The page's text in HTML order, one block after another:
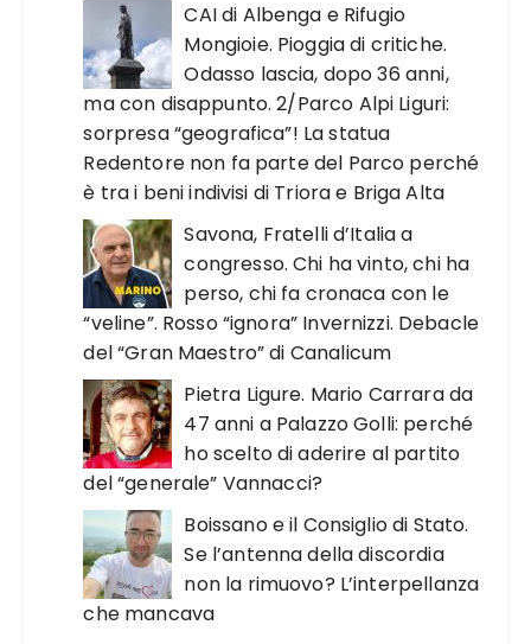
CAI di Albenga e Rifugio
Mongioie. Pioggia di critiche.
Odasso lascia, dopo 36 anni,
ma con disappunto. 2/Parco Alpi Liguri:
sorpresa “geografica”! La statua
Redentore non fa parte del Parco perché
è tra i beni indivisi di Triora e Briga Alta
Savona, Fratelli d’Italia a
congresso. Chi ha vinto, chi ha
perso, chi fa cronaca con le
“veline”. Rosso “ignora” Invernizzi. Debacle
del “Gran Maestro” di Canalicum
Pietra Ligure. Mario Carrara da
47 anni a Palazzo Golli: perché
ho scelto di aderire al partito
del “generale” Vannacci?
Boissano e il Consiglio di Stato.
Se l’antenna della discordia
non la rimuovo? L’interpellanza
che mancava